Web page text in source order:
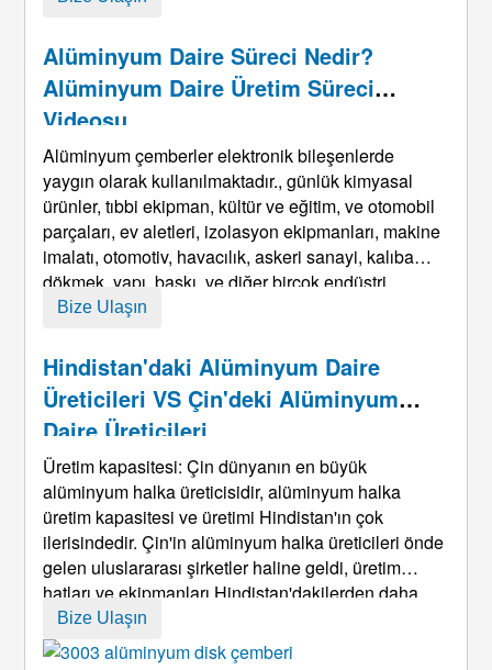
olarak, 3003, 1050, Ve 11 ...
Alüminyum Daire Süreci Nedir?
Alüminyum Daire Üretim Süreci
Videosu
Alüminyum çemberler elektronik bileşenlerde
yaygın olarak kullanılmaktadır., günlük kimyasal
ürünler, tıbbi ekipman, kültür ve eğitim, ve otomobil
parçaları, ev aletleri, izolasyon ekipmanları, makine
imalatı, otomotiv, havacılık, askeri sanayi, kalıba
dökmek, yapı, baskı, ve diğer birçok endüstri,
Ürünlerden biri olan alüminyum alaşımlı şeridin en
Bize Ulaşın
Hindistan'daki Alüminyum Daire
Üreticileri VS Çin'deki Alüminyum
Daire Üreticileri
Üretim kapasitesi: Çin dünyanın en büyük
alüminyum halka üreticisidir, alüminyum halka
üretim kapasitesi ve üretimi Hindistan'ın çok
ilerisindedir. Çin'in alüminyum halka üreticileri önde
gelen uluslararası şirketler haline geldi, üretim
hatları ve ekipmanları Hindistan'dakilerden daha
gelişmiş. Teknik seviye: Çinli alüminyum halka
üreticilerinin güçlü avantajları var ...
Bize Ulaşın